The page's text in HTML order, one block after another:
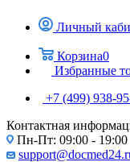
Личный
Корзина0
Избранные
+7 (499) 938-
Контактная
Пн-Пт: 09:00 - 19:00